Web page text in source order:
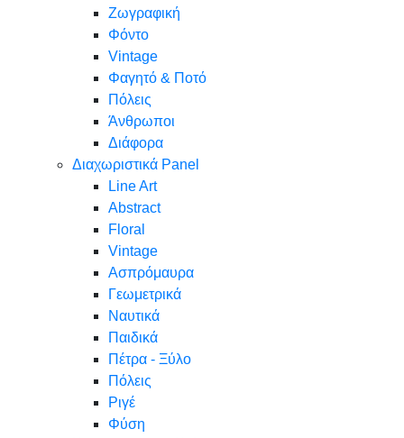
Ζωγραφική
Φόντο
Vintage
Φαγητό & Ποτό
Πόλεις
Άνθρωποι
Διάφορα
Διαχωριστικά Panel
Line Art
Abstract
Floral
Vintage
Ασπρόμαυρα
Γεωμετρικά
Ναυτικά
Παιδικά
Πέτρα - Ξύλο
Πόλεις
Ριγέ
Φύση